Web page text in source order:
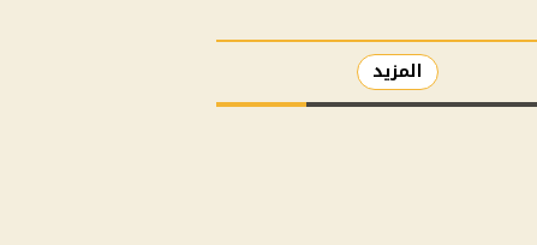
المزيد